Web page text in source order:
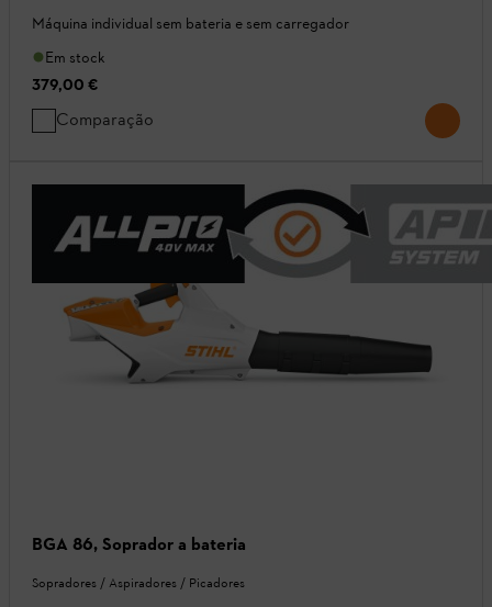
Máquina individual sem bateria e sem carregador
Em stock
379,00 €
Comparação
BGA 86, Soprador a bateria
Sopradores / Aspiradores / Picadores